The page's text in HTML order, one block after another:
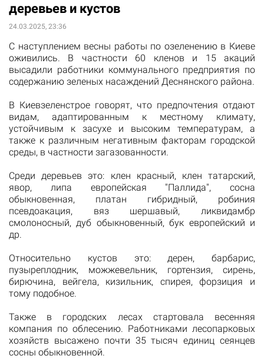
деревьев и кустов
24.03.2025, 23:36
С наступлением весны работы по озеленению в Киеве
оживились. В частности 60 кленов и 15 акаций
высадили работники коммунального предприятия по
содержанию зеленых насаждений Деснянского района.
В Киевзеленстрое говорят, что предпочтения отдают
видам, адаптированным к местному климату,
устойчивым к засухе и высоким температурам, а
также к различным негативным факторам городской
среды, в частности загазованности.
Среди деревьев это: клен красный, клен татарский,
явор, липа европейская "Паллида", сосна
обыкновенная, платан гибридный, робиния
псевдоакация, вяз шершавый, ликвидамбр
смолоносный, дуб обыкновенный, бук европейский и
др.
Относительно кустов это: дерен, барбарис,
пузыреплодник, можжевельник, гортензия, сирень,
бирючина, вейгела, кизильник, спирея, форзиция и
тому подобное.
Также в городских лесах стартовала весенняя
компания по облесению. Работниками лесопарковых
хозяйств высажено почти 35 тысяч единиц сеянцев
сосны обыкновенной.